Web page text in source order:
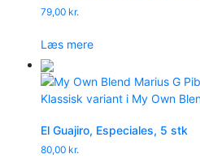
79,00 kr.
Læs mere
El Guajiro, Especiales, 5 stk
80,00 kr.